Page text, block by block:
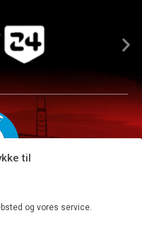
til
og vores service.
man-fre kl. 9-15